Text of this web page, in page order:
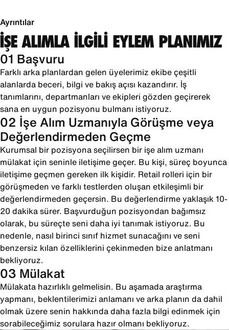
Ayrıntılar
İŞE ALIMLA İLGİLİ EYLEM PLANIMIZ
01 Başvuru
Farklı arka planlardan gelen üyelerimiz ekibe çeşitli
alanlarda beceri, bilgi ve bakış açısı kazandırır. İş
tanımlarını, departmanları ve ekipleri gözden geçirerek
sana en uygun pozisyonu bulmanı istiyoruz.
02 İşe Alım Uzmanıyla Görüşme veya
Değerlendirmeden Geçme
Kurumsal bir pozisyona seçilirsen bir işe alım uzmanı
mülakat için seninle iletişime geçer. Bu kişi, süreç boyunca
iletişime geçmen gereken ilk kişidir. Retail rolleri için bir
görüşmeden ve farklı testlerden oluşan etkileşimli bir
değerlendirmeden geçersin. Bu değerlendirme yaklaşık 10-
20 dakika sürer. Başvurduğun pozisyondan bağımsız
olarak, bu süreçte seni daha iyi tanımak istiyoruz. Bu
nedenle, nasıl birinci sınıf hizmet sunacağını ve seni
benzersiz kılan özelliklerini çekinmeden bize anlatmanı
bekliyoruz.
03 Mülakat
Mülakata hazırlıklı gelmelisin. Bu aşamada araştırma
yapmanı, beklentilerimizi anlamanı ve arka planın da dahil
olmak üzere senin hakkında daha fazla bilgi edinmek için
sorabileceğimiz sorulara hazır olmanı bekliyoruz.